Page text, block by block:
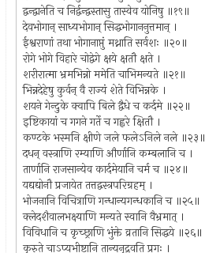
द्वन्द्वानेति च निर्द्वन्द्वस्तासु तास्वेव योनिषु ॥१९॥
देवभोगान् साध्यभोगान् सिद्धभोगाननुत्तमान् ।
ईश्वराणां तथा भोगानाप्तुं मथ्नाति सर्वशः ॥२०॥
रोगे भोगे विहारे चोद्वेगे क्षये क्षतौ क्षते ।
शरीरात्मा भ्रमभिन्नो ममेति चाभिमन्यते ॥२१॥
भिन्नदेहेषु कुर्वन् वै राज्यं शेते विभिन्नके ।
शयने गेन्दुके क्वापि बिले द्वैधे च कर्दमे ॥२२॥
इष्टिकायां च गगने गर्ते च गह्वरे क्षितौ ।
कण्टके भस्मनि क्षीणे जले फलेऽनिले नले ॥२३॥
दधन् वस्त्राणि रम्याणि और्णानि कम्बलानि च ।
तार्णानि राजसान्येव कार्दमेयानि चर्म च ॥२४॥
यद्यद्योनौ प्रजायेत तत्तद्वस्त्रपरिग्रहम् ।
भोजनानि विचित्राणि गन्धान्यगन्धकानि च ॥२५॥
क्लेदशैवालभक्ष्याणि मन्यते स्वानि वैभ्रमात् ।
विविधानि च कृच्छ्राणि भुंक्ते व्रतानि सिद्धये ॥२६॥
कुरुते चाऽप्यभीष्टानि तान्यनुद्रवति प्रगः ।